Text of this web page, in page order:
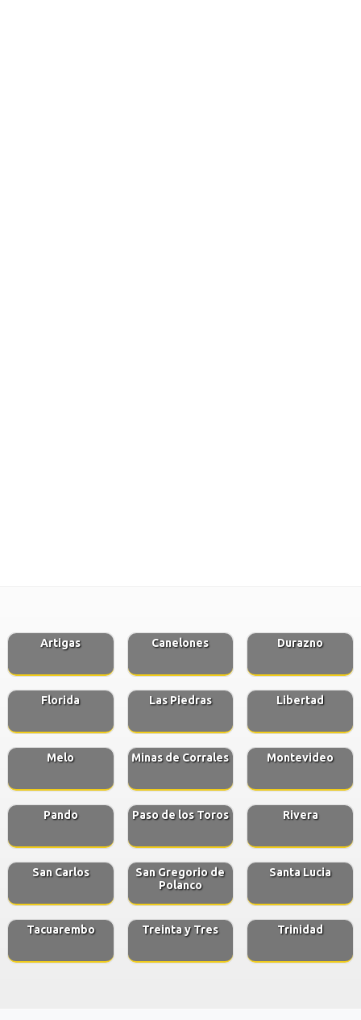
Artigas Canelones Durazno
Florida Las Piedras Libertad
Melo Minas de Corrales Montevideo
Pando Paso de los Toros Rivera
San Carlos
San Gregorio de
Polanco
Santa Lucia
Tacuarembo Treinta y Tres Trinidad